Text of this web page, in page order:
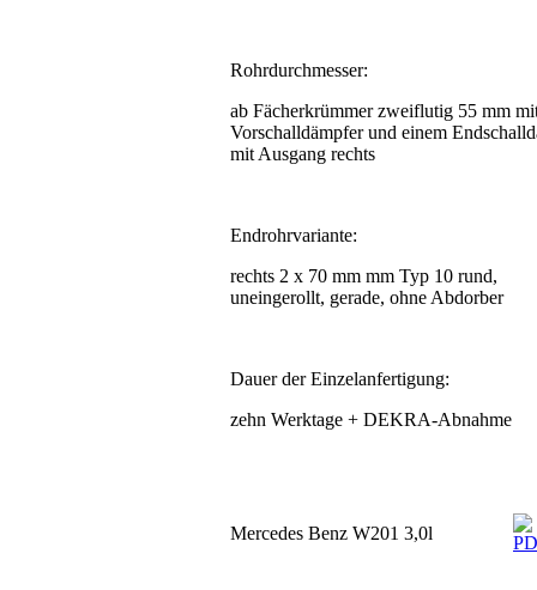
Rohrdurchmesser:
ab Fächerkrümmer zweiflutig 55 mm
Vorschalldämpfer und einem
mit Ausgang rechts
Endrohrvariante:
rechts 2 x 70 mm mm Typ 10 rund,
uneingerollt, gerade, ohne Abdorber
Dauer der Einzelanfertigung:
zehn Werktage + DEKRA-Abnahme
Mercedes Benz W201 3,0l